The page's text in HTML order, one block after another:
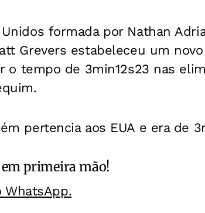
formada por Nathan
Grevers estabeleceu um
o tempo de 3min12s23 nas
pertencia aos EUA e era de
primeira mão!
WhatsApp.